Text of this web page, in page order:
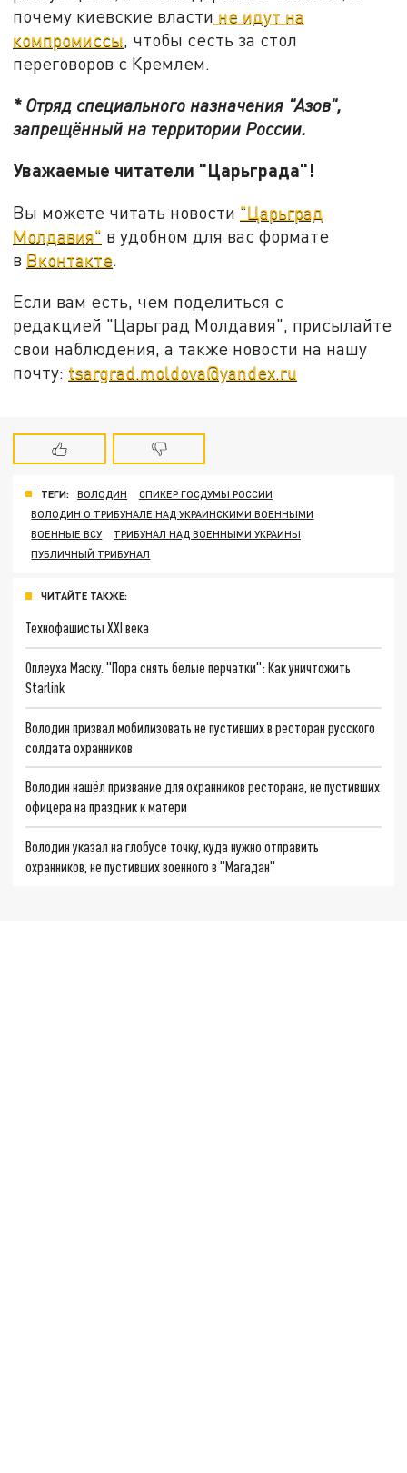
почему киевские власти не идут на
компромиссы, чтобы сесть за стол
переговоров с Кремлем.
* Отряд специального назначения "Азов",
запрещённый на территории России.
Уважаемые читатели "Царьграда"!
Вы можете читать новости "Царьград
Молдавия" в удобном для вас формате
в Вконтакте.
Если вам есть, чем поделиться с
редакцией "Царьград Молдавия", присылайте
свои наблюдения, а также новости на нашу
почту: tsargrad.moldova@yandex.ru
ТЕГИ: ВОЛОДИН
СПИКЕР ГОСДУМЫ РОССИИ
ВОЛОДИН О ТРИБУНАЛЕ НАД УКРАИНСКИМИ ВОЕННЫМИ
ВОЕННЫЕ ВСУ
ТРИБУНАЛ НАД ВОЕННЫМИ УКРАИНЫ
ПУБЛИЧНЫЙ ТРИБУНАЛ
ЧИТАЙТЕ ТАКЖЕ:
Технофашисты XXI века
Оплеуха Маску. "Пора снять белые перчатки": Как уничтожить
Starlink
Володин призвал мобилизовать не пустивших в ресторан русского
солдата охранников
Володин нашёл призвание для охранников ресторана, не пустивших
офицера на праздник к матери
Володин указал на глобусе точку, куда нужно отправить
охранников, не пустивших военного в "Магадан"